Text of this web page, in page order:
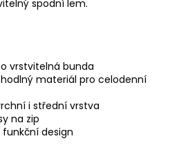
spodní lem.
vrstvitelná bunda
materiál pro celodenní
i střední vrstva
na zip
design